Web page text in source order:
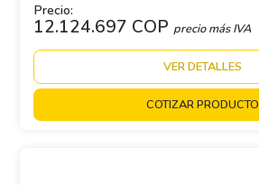
Precio:
12.124.697 COPprecio más IVA
VER DETALLES
COTIZAR PRODUCTO